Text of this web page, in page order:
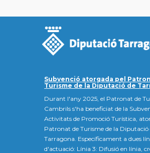
Subvenció atorgada pel
Turisme de la Diputació de
Durant l'any 2025, el Patronat de
Cambrils s'ha beneficiat de la
Activitats de Promoció Turística,
Patronat de Turisme de la Diputació
Tarragona. Específicament a dues
d'actuació: Línia 3: Difusió en línia,